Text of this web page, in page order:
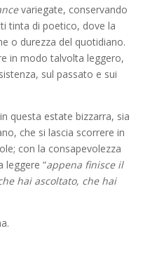
variegate, conservando
tinta di poetico, dove la
o durezza del quotidiano.
in modo talvolta leggero,
sul passato e sui
questa estate bizzarra, sia
che si lascia scorrere in
con la consapevolezza
leggere “appena finisce il
hai ascoltato, che hai